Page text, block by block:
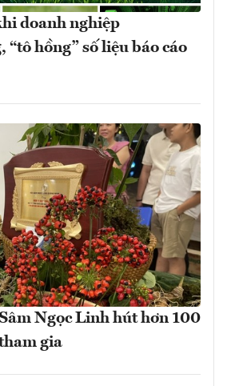
doanh nghiệp
“tô hồng” số liệu báo cáo
Ngọc Linh hút hơn 100
gia